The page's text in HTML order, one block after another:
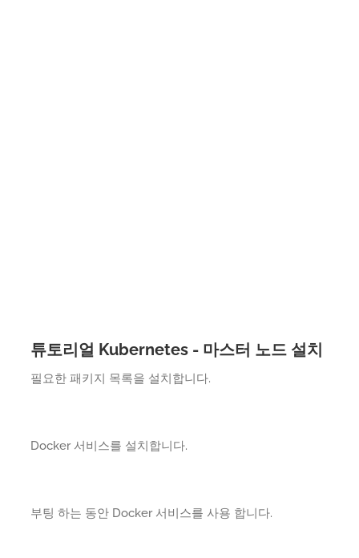
튜토리얼 Kubernetes - 마스터 노드 설치
필요한 패키지 목록을 설치합니다.
Docker 서비스를 설치합니다.
부팅 하는 동안 Docker 서비스를 사용 합니다.